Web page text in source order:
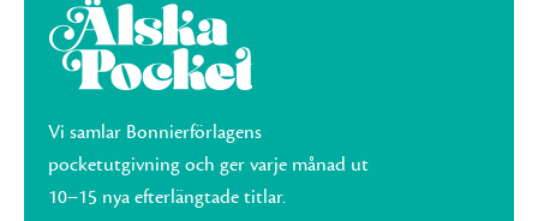
Vi samlar Bonnierförlagens
pocketutgivning och ger varje månad ut
10–15 nya efterlängtade titlar.